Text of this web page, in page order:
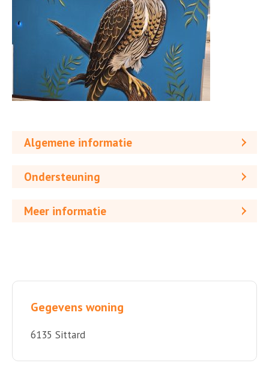
Algemene informatie
Ondersteuning
Meer informatie
Gegevens woning
6135 Sittard